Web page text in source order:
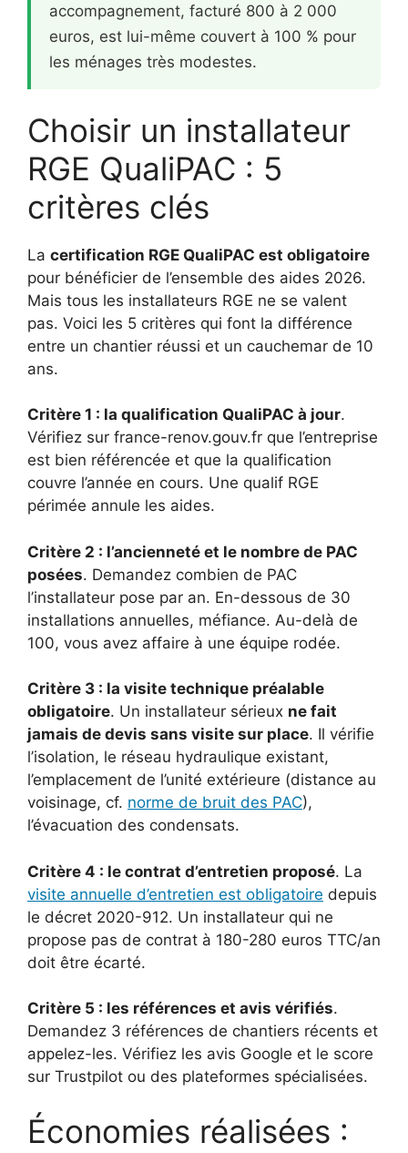
accompagnement, facturé 800 à 2 000
euros, est lui-même couvert à 100 % pour
les ménages très modestes.
Choisir un installateur
RGE QualiPAC : 5
critères clés
La certification RGE QualiPAC est obligatoire
pour bénéficier de l’ensemble des aides 2026.
Mais tous les installateurs RGE ne se valent
pas. Voici les 5 critères qui font la différence
entre un chantier réussi et un cauchemar de 10
ans.
Critère 1 : la qualification QualiPAC à jour.
Vérifiez sur france-renov.gouv.fr que l’entreprise
est bien référencée et que la qualification
couvre l’année en cours. Une qualif RGE
périmée annule les aides.
Critère 2 : l’ancienneté et le nombre de PAC
posées. Demandez combien de PAC
l’installateur pose par an. En-dessous de 30
installations annuelles, méfiance. Au-delà de
100, vous avez affaire à une équipe rodée.
Critère 3 : la visite technique préalable
obligatoire. Un installateur sérieux ne fait
jamais de devis sans visite sur place. Il vérifie
l’isolation, le réseau hydraulique existant,
l’emplacement de l’unité extérieure (distance au
voisinage, cf. norme de bruit des PAC),
l’évacuation des condensats.
Critère 4 : le contrat d’entretien proposé. La
visite annuelle d’entretien est obligatoire depuis
le décret 2020-912. Un installateur qui ne
propose pas de contrat à 180-280 euros TTC/an
doit être écarté.
Critère 5 : les références et avis vérifiés.
Demandez 3 références de chantiers récents et
appelez-les. Vérifiez les avis Google et le score
sur Trustpilot ou des plateformes spécialisées.
Économies réalisées :